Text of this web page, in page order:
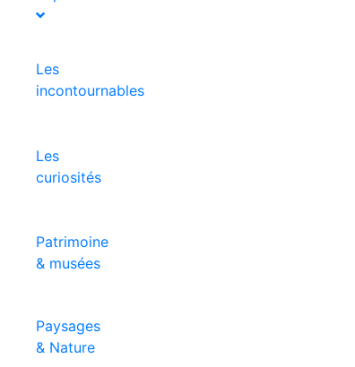
Les
incontournables
Les
curiosités
Patrimoine
& musées
Paysages
& Nature